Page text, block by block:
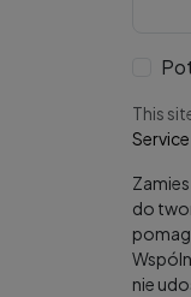
This
Service
do
nie